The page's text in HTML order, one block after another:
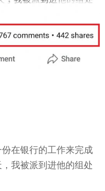
在银行的工作来完成
我被派到进他的组处